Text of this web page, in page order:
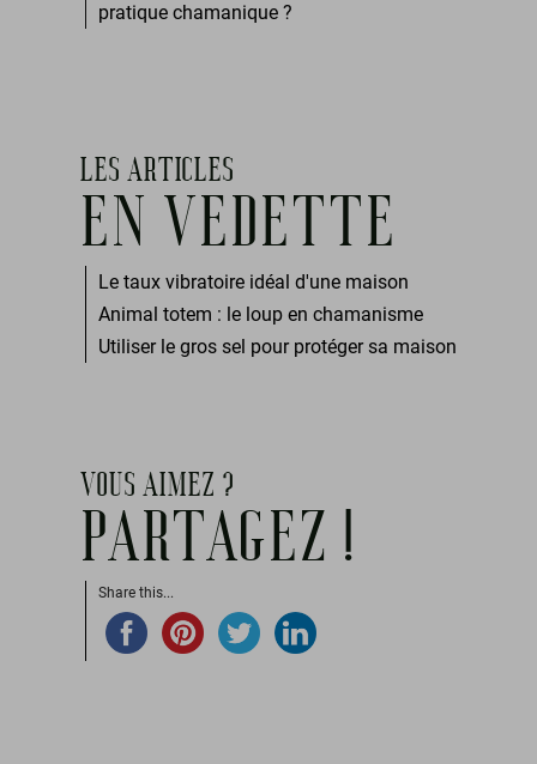
pratique chamanique ?
LES ARTICLES
EN VEDETTE
Le taux vibratoire idéal d'une maison
Animal totem : le loup en chamanisme
Utiliser le gros sel pour protéger sa maison
VOUS AIMEZ ?
PARTAGEZ !
Share this...